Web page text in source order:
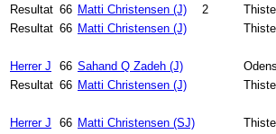
Resultat 66 Matti Christensen (J) 2
Resultat 66 Matti Christensen (J)
Herrer J 66 Sahand Q Zadeh (J)
Resultat 66 Matti Christensen (J)
Herrer J 66 Matti Christensen (SJ)